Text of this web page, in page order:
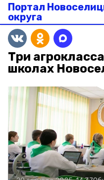
Портал
округа
Три
школах